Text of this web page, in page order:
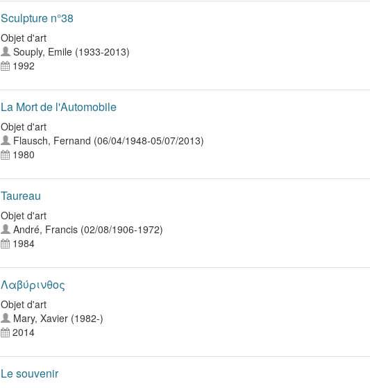
Sculpture n°38
Objet d'art
Souply, Emile (1933-2013)
1992
La Mort de l'Automobile
Objet d'art
Flausch, Fernand (06/04/1948-05/07/2013)
1980
Taureau
Objet d'art
André, Francis (02/08/1906-1972)
1984
Λαβύρινθος
Objet d'art
Mary, Xavier (1982-)
2014
Le souvenir